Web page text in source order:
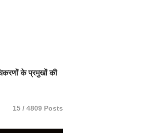
के प्रमुखों की
15 / 4809 Posts